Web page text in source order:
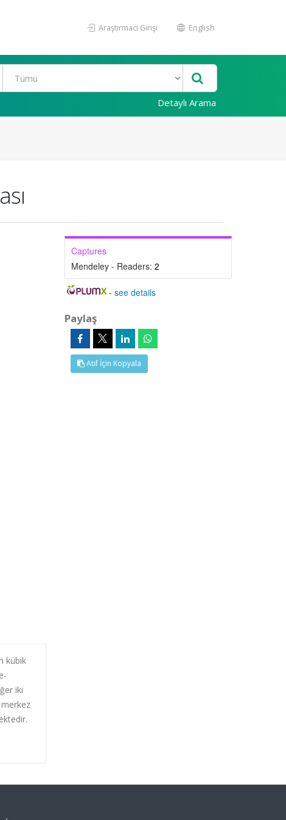
Araştırmacı Girişi English
Detaylı Arama
kübik
iki
merkez
Captures
Mendeley - Readers: 2
-see details
Paylaş
Atıf İçin Kopyala